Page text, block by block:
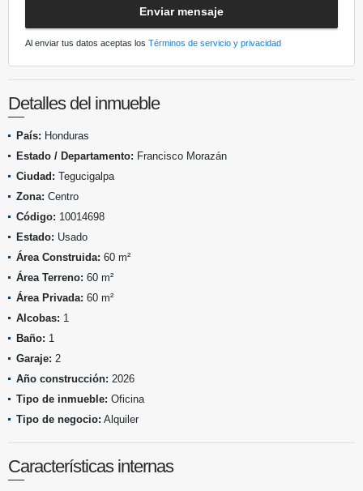
Enviar mensaje
Al enviar tus datos aceptas los Términos de servicio y privacidad
Detalles del inmueble
País: Honduras
Estado / Departamento: Francisco Morazán
Ciudad: Tegucigalpa
Zona: Centro
Código: 10014698
Estado: Usado
Área Construida: 60 m²
Área Terreno: 60 m²
Área Privada: 60 m²
Alcobas: 1
Baño: 1
Garaje: 2
Año construcción: 2026
Tipo de inmueble: Oficina
Tipo de negocio: Alquiler
Características internas